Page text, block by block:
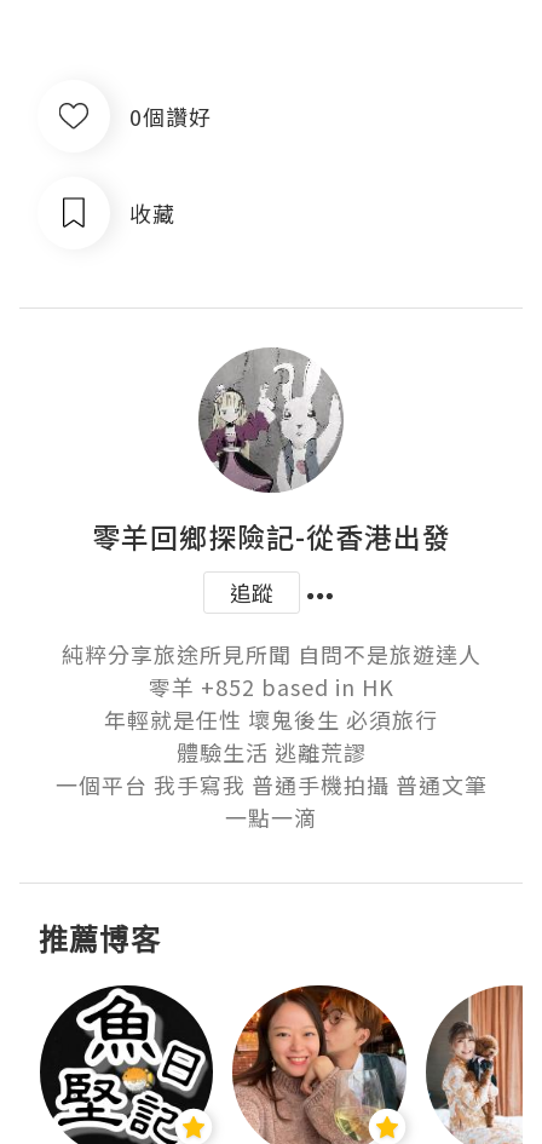
0個讚好
收藏
零羊回鄉探險記-從香港出發
追蹤
純粹分享旅途所見所聞 自問不是旅遊達人
零羊 +852 based in HK
年輕就是任性 壞鬼後生 必須旅行
體驗生活 逃離荒謬
一個平台 我手寫我 普通手機拍攝 普通文筆
一點一滴
推薦博客